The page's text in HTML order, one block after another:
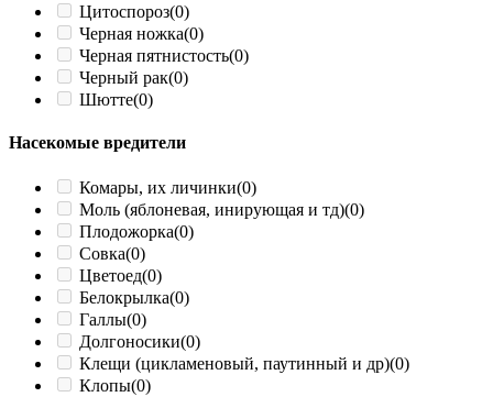
Цитоспороз(0)
Черная ножка(0)
Черная пятнистость(0)
Черный рак(0)
Шютте(0)
Насекомые вредители
Комары, их личинки(0)
Моль (яблоневая, инирующая и тд)(0)
Плодожорка(0)
Совка(0)
Цветоед(0)
Белокрылка(0)
Галлы(0)
Долгоносики(0)
Клещи (цикламеновый, паутинный и др)(0)
Клопы(0)